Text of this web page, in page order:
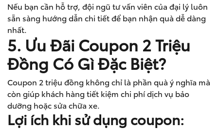
Nếu bạn cần hỗ trợ, đội ngũ tư vấn viên của đại lý luôn
sẵn sàng hướng dẫn chi tiết để bạn nhận quà dễ dàng
nhất.
5. Ưu Đãi Coupon 2 Triệu
Đồng Có Gì Đặc Biệt?
Coupon 2 triệu đồng không chỉ là phần quà ý nghĩa mà
còn giúp khách hàng tiết kiệm chi phí dịch vụ bảo
dưỡng hoặc sửa chữa xe.
Lợi ích khi sử dụng coupon: